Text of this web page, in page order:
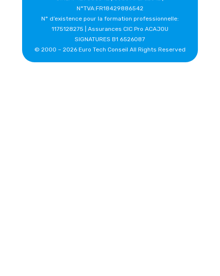
N°TVA:FR18429886542
N° d’existence pour la formation professionnelle:
1175128275 | Assurances CIC Pro ACAJOU
SIGNATURES B1 6526087
© 2000 – 2026 Euro Tech Conseil All Rights Reserved